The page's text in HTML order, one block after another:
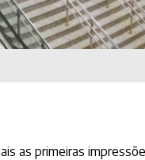
as primeiras